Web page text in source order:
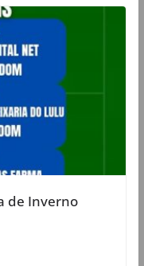
de Inverno